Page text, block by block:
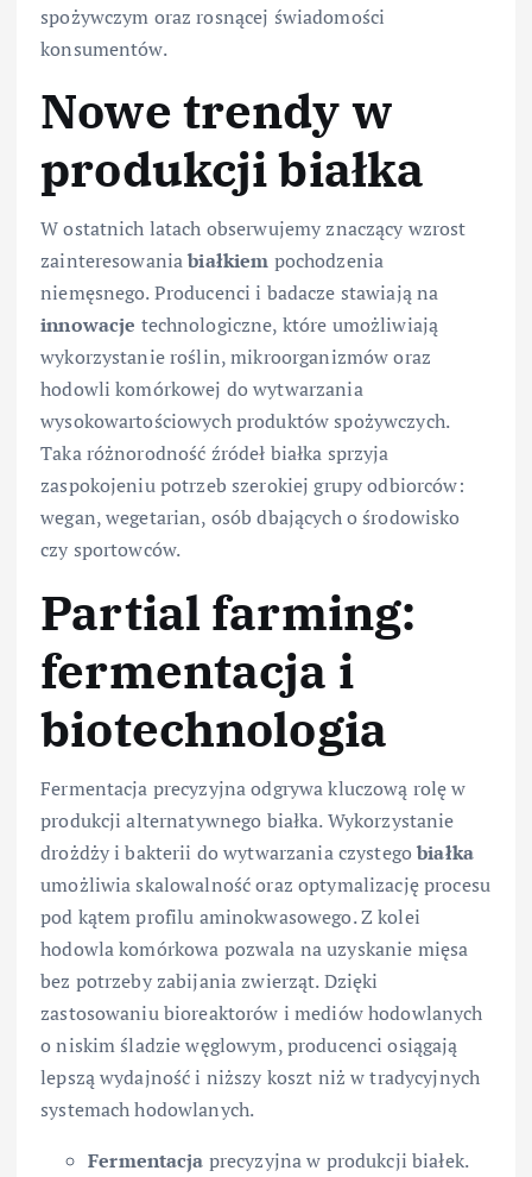
spożywczym oraz rosnącej świadomości
konsumentów.
Nowe trendy w
produkcji białka
W ostatnich latach obserwujemy znaczący wzrost
zainteresowaniabiałkiem pochodzenia
niemęsnego. Producenci i badacze stawiają na
innowacje technologiczne, które umożliwiają
wykorzystanie roślin, mikroorganizmów oraz
hodowli komórkowej do wytwarzania
wysokowartościowych produktów spożywczych.
Taka różnorodność źródeł białka sprzyja
zaspokojeniu potrzeb szerokiej grupy odbiorców:
wegan, wegetarian, osób dbających o środowisko
czy sportowców.
Partial farming:
fermentacja i
biotechnologia
Fermentacja precyzyjna odgrywa kluczową rolę w
produkcji alternatywnego białka. Wykorzystanie
drożdży i bakterii do wytwarzania czystegobiałka
umożliwia skalowalność oraz optymalizację procesu
pod kątem profilu aminokwasowego. Z kolei
hodowla komórkowa pozwala na uzyskanie mięsa
bez potrzeby zabijania zwierząt. Dzięki
zastosowaniu bioreaktorów i mediów hodowlanych
o niskim śladzie węglowym, producenci osiągają
lepszą wydajność i niższy koszt niż w tradycyjnych
systemach hodowlanych.
Fermentacja precyzyjna w produkcji białek.